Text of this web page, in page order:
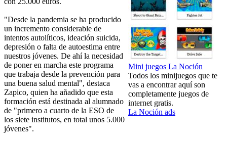
Mini juegos La Noción
Todos los minijuegos que te
vas a encontrar aquí son
completamente juegos de
internet gratis.
La Noción ads
"Desde la pandemia se ha producido
un incremento considerable de
intentos autolíticos, ideación suicida,
depresión o falta de autoestima entre
nuestros jóvenes. De ahí la necesidad
de poner en marcha este programa
que trabaja desde la prevención para
una buena salud mental", destaca
Zapico, quien ha añadido que esta
formación está destinada al alumnado
de "primero a cuarto de la ESO de
los siete institutos, en total unos 5.000
jóvenes".